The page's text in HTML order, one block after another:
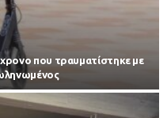
που τραυματίστηκε με